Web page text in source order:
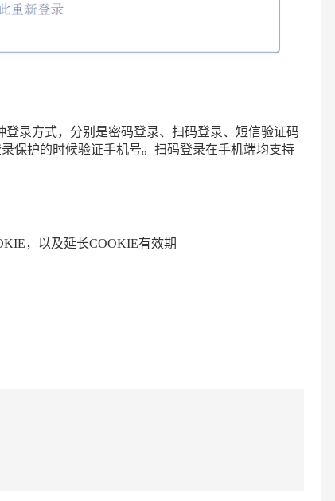
登录方式，分别是密码登录、扫码登录、短信验证码
保护的时候验证手机号。扫码登录在手机端均支持
，以及延长COOKIE有效期